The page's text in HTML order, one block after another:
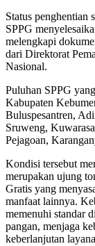
Status penghentian
SPPG
melengkapi
dari Direktorat
Nasional.
Puluhan SPPG
Kabupaten
Buluspesantren,
Sruweng,
Pejagoan,
Kondisi tersebut
merupakan ujung
Gratis yang
manfaat lainnya.
memenuhi standar
pangan, menjaga
keberlanjutan